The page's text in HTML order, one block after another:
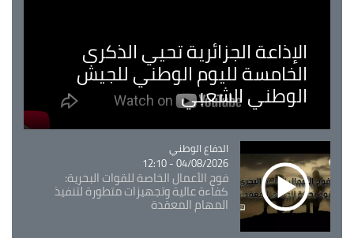
الإذاعة الجزائرية تحيي الذكرى
الخامسة لليوم الوطني للجيش
الوطني الشعبي
Catégorie
الدفاع الوطني
04/08/2026 - 12:10
فوج الأعمال الخاصة للقوات البحرية:
كفاءة عالية وتجهيزات متطورة لتنفيذ
المهام المعقدة